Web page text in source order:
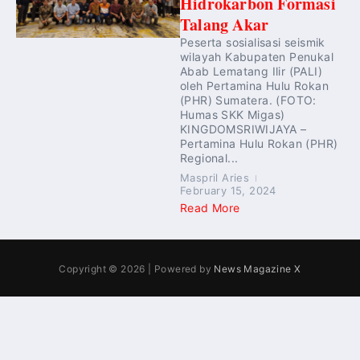
Talang Akar
Peserta sosialisasi seismik
wilayah Kabupaten Penukal
Abab Lematang Ilir (PALI)
oleh Pertamina Hulu Rokan
(PHR) Sumatera. (FOTO:
Humas SKK Migas)
KINGDOMSRIWIJAYA –
Pertamina Hulu Rokan (PHR)
Regional...
Maspril Aries
February 15, 2024
Read More
Copyright © 2026 | Powered by News Magazine X